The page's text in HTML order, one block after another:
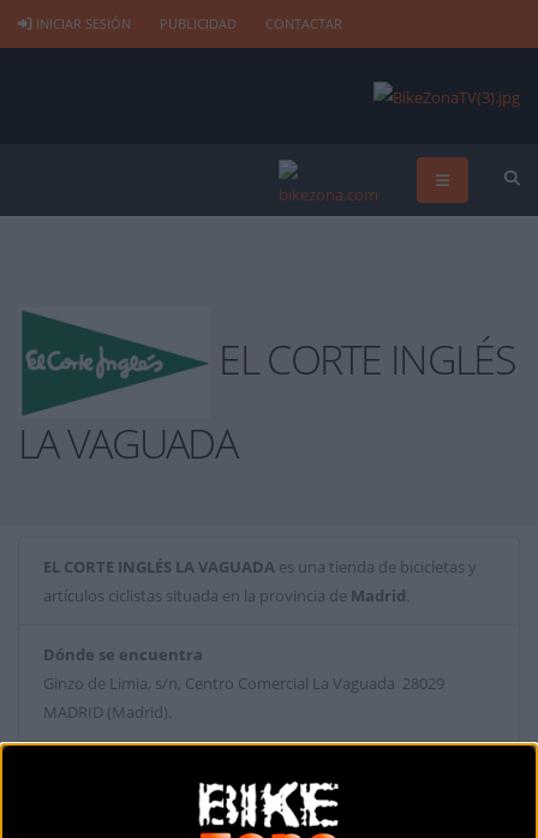
INICIAR SESIÓN PUBLICIDAD CONTACTAR
EL CORTE INGLÉS
LA VAGUADA
EL CORTE INGLÉS LA VAGUADA es una tienda de bicicletas y
artículos ciclistas situada en la provincia de Madrid.
Dónde se encuentra
Ginzo de Limia, s/n, Centro Comercial La Vaguada 28029
MADRID (Madrid).